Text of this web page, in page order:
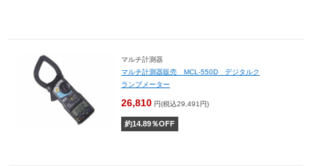
マルチ計測器
マルチ計測器販売 MCL-550D デジタルク
ランプメーター
26,810 円(税込29,491円)
約14.89％OFF